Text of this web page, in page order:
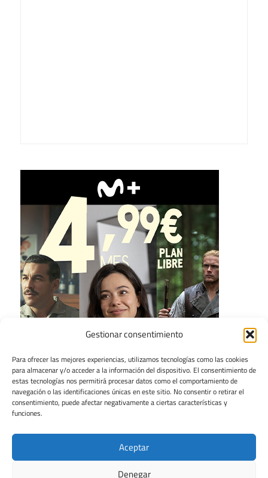
Gestionar consentimiento
Para ofrecer las mejores experiencias, utilizamos tecnologías como las cookies
para almacenar y/o acceder a la información del dispositivo. El consentimiento de
estas tecnologías nos permitirá procesar datos como el comportamiento de
navegación o las identificaciones únicas en este sitio. No consentir o retirar el
consentimiento, puede afectar negativamente a ciertas características y
funciones.
Aceptar
Denegar